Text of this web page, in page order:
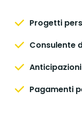
Progetti
Consulente
Pagamenti